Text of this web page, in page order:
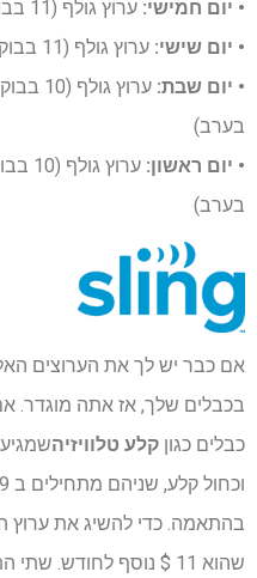
• יום חמישי: ערוץ גולף (11 בבוקר-14:00)
• יום שישי: ערוץ גולף (11 בבוקר-14:00)
• יום שבת:
בערב)
• יום ראשון:
בערב)
אם כבר יש לך את הערוצים
בכבלים שלך, אז אתה מוגדר.
כבלים כגון קלע טלוויזיה
בהתאמה. כדי להשיג את ערוץ
שהוא 11 $ נוסף לחודש.